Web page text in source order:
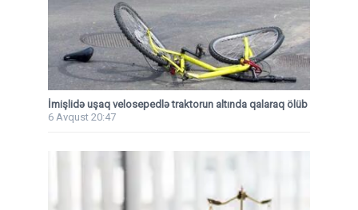
İmişlidə uşaq velosepedlə traktorun altında qalaraq ölüb
6 Avqust 20:47